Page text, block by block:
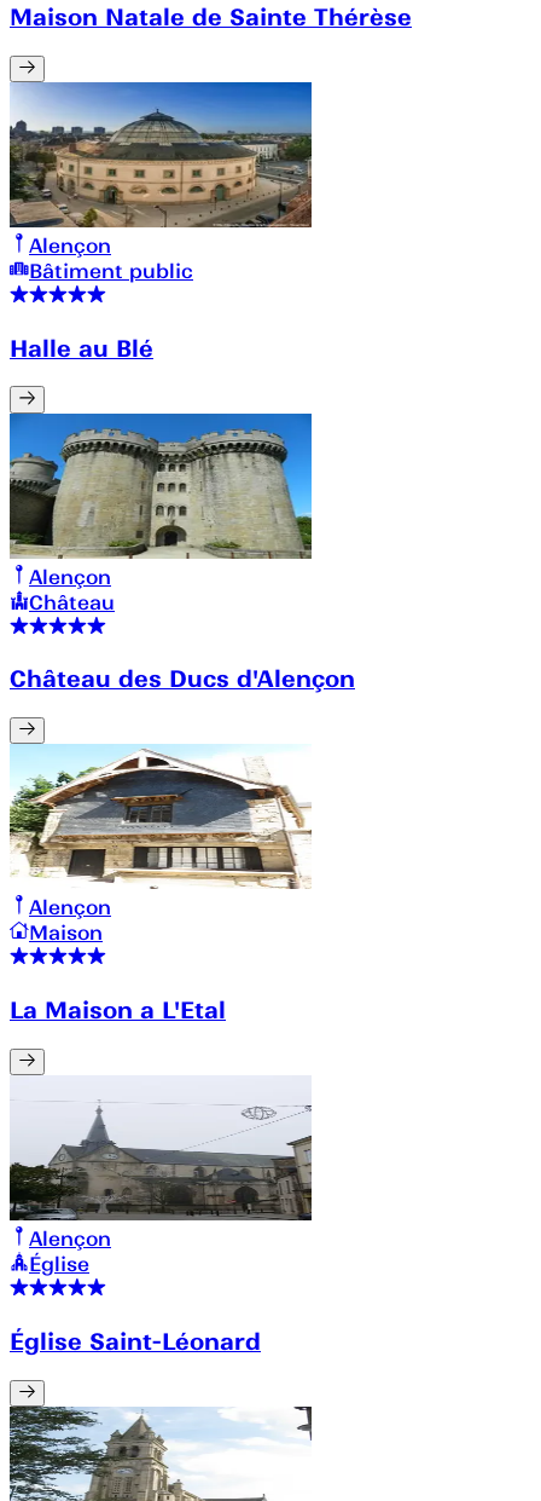
Maison Natale de Sainte Thérèse
Alençon
Bâtiment public
Halle au Blé
Alençon
Château
Château des Ducs d'Alençon
Alençon
Maison
La Maison a L'Etal
Alençon
Église
Église Saint-Léonard